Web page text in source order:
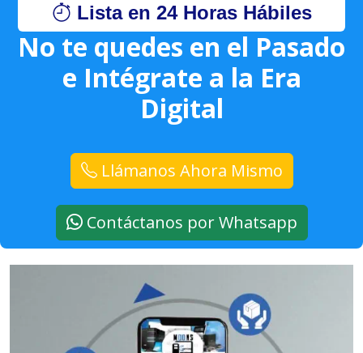
Lista en 24 Horas Hábiles
No te quedes en el Pasado
e Intégrate a la Era
Digital
Llámanos Ahora Mismo
Contáctanos por Whatsapp